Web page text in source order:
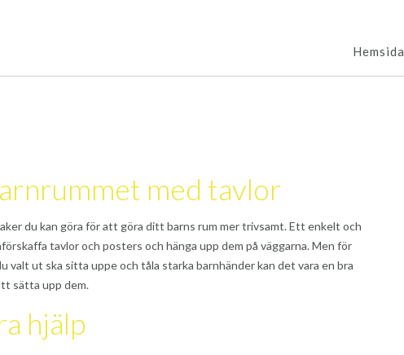
Hemsida
med tavlor
du kan göra för att göra ditt barns rum mer trivsamt. Ett enkelt och
tavlor och posters och hänga upp dem på väggarna. Men för
valt ut ska sitta uppe och tåla starka barnhänder kan det vara en bra
sätta upp dem.
hjälp